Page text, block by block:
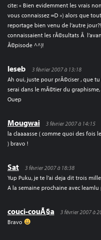
cite: « Bien evidemment les vrais
vous connaissez =D ») alors que
reportage bien venu de l’autre
connaissaient les rÃ©sultats Ã
Ã©pisode ^^)!
leseb
3 février 2007 à 13:18
Ah oui, juste pour prÃ©ciser , que
serai dans le mÃ©tier du
Ouep
Mougwai
3 février 2007 à 14:15
la claaaasse ( comme quoi des fois
) bravo !
Sat
3 février 2007 à 18:38
Yup Puku, je te l’ai deja dit trois
A la semaine prochaine avec
couci-couÃ§a
3 février 2007 à
Bravo